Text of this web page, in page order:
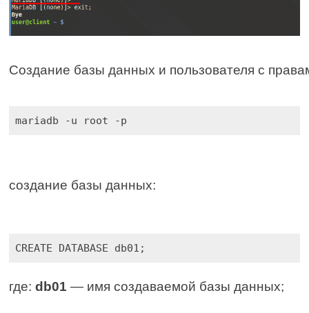
Создание базы данных и пользователя с
mariadb -u root -p
создание базы данных:
CREATE DATABASE db01;
где: db01 — имя создаваемой базы данных;